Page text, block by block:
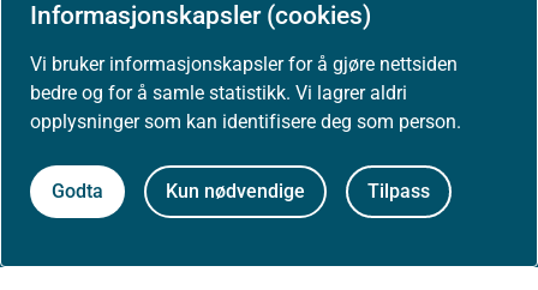
Informasjonskapsler (cookies)
Vi bruker informasjonskapsler for å gjøre nettsiden
bedre og for å samle statistikk. Vi lagrer aldri
opplysninger som kan identifisere deg som person.
Godta Kun nødvendige Tilpass
Om nettstedet
Personvernerklæring
Tilgjengelighetserklæring (uustatus.no)